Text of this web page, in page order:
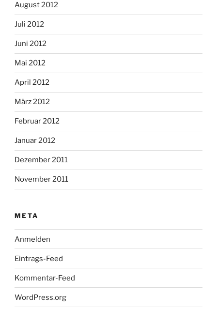
August 2012
Juli 2012
Juni 2012
Mai 2012
April 2012
März 2012
Februar 2012
Januar 2012
Dezember 2011
November 2011
META
Anmelden
Eintrags-Feed
Kommentar-Feed
WordPress.org